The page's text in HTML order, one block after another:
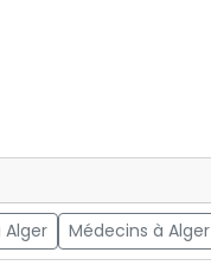
Médecins à Alger